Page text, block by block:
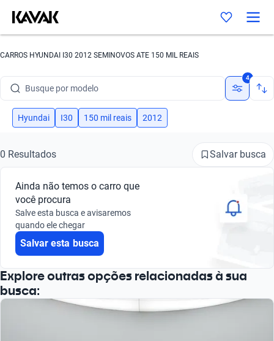
CARROS HYUNDAI I30 2012 SEMINOVOS ATE 150 MIL REAIS
Busque por modelo
Busque por versão
Busque por marca
Busque por modelo
Busque por versão
4
Hyundai I30 150 mil reais 2012
0 Resultados Salvar busca
Ainda não temos o carro que
você procura
Salve esta busca e avisaremos
quando ele chegar
Salvar esta busca
Explore outras opções relacionadas à sua
busca: